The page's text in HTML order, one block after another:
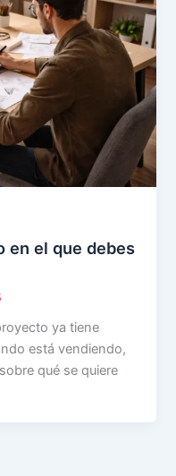
en el que debes
ya tiene
está vendiendo,
qué se quiere